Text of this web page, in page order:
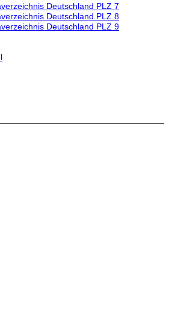
Deutschland PLZ 7
Deutschland PLZ 8
Deutschland PLZ 9